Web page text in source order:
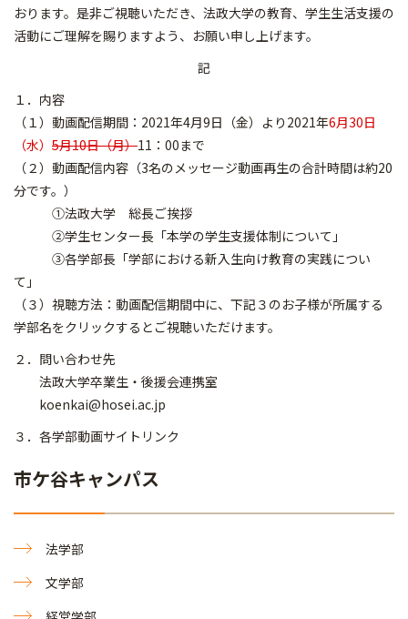
おります。是非ご視聴いただき、法政大学の教育、学生生活支援の
活動にご理解を賜りますよう、お願い申し上げます。
記
１．内容
（１）動画配信期間：2021年4月9日（金）より2021年6月30日
（水） 5月10日（月）11：00まで
（２）動画配信内容（3名のメッセージ動画再生の合計時間は約20
分です。）
①法政大学 総長ご挨拶
②学生センター長「本学の学生支援体制について」
③各学部長「学部における新入生向け教育の実践につい
て」
（３）視聴方法：動画配信期間中に、下記３のお子様が所属する
学部名をクリックするとご視聴いただけます。
２．問い合わせ先
法政大学卒業生・後援会連携室
koenkai@hosei.ac.jp
３．各学部動画サイトリンク
市ケ谷キャンパス
法学部
文学部